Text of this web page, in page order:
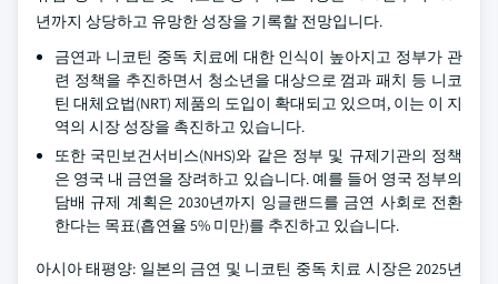
년까지 상당하고 유망한 성장을 기록할 전망입니다.
금연과 니코틴 중독 치료에 대한 인식이 높아지고 정부가 관
련 정책을 추진하면서 청소년을 대상으로 껌과 패치 등 니코
틴 대체요법(NRT) 제품의 도입이 확대되고 있으며, 이는 이 지
역의 시장 성장을 촉진하고 있습니다.
또한 국민보건서비스(NHS)와 같은 정부 및 규제기관의 정책
은 영국 내 금연을 장려하고 있습니다. 예를 들어 영국 정부의
담배 규제 계획은 2030년까지 잉글랜드를 금연 사회로 전환
한다는 목표(흡연율 5% 미만)를 추진하고 있습니다.
아시아 태평양: 일본의 금연 및 니코틴 중독 치료 시장은 2025년